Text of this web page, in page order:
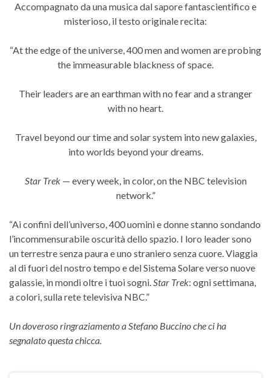
Accompagnato da una musica dal sapore fantascientifico e
misterioso, il testo originale recita:
“At the edge of the universe, 400 men and women are probing
the immeasurable blackness of space.
Their leaders are an earthman with no fear and a stranger
with no heart.
Travel beyond our time and solar system into new galaxies,
into worlds beyond your dreams.
Star Trek— every week, in color, on the NBC television
network.”
“Ai confini dell’universo, 400 uomini e donne stanno sondando
l’incommensurabile oscurità dello spazio. I loro leader sono
un terrestre senza paura e uno straniero senza cuore. Viaggia
al di fuori del nostro tempo e del Sistema Solare verso nuove
galassie, in mondi oltre i tuoi sogni.Star Trek: ogni settimana,
a colori, sulla rete televisiva NBC.”
Un doveroso ringraziamento a Stefano Buccino che ci ha
segnalato questa chicca.